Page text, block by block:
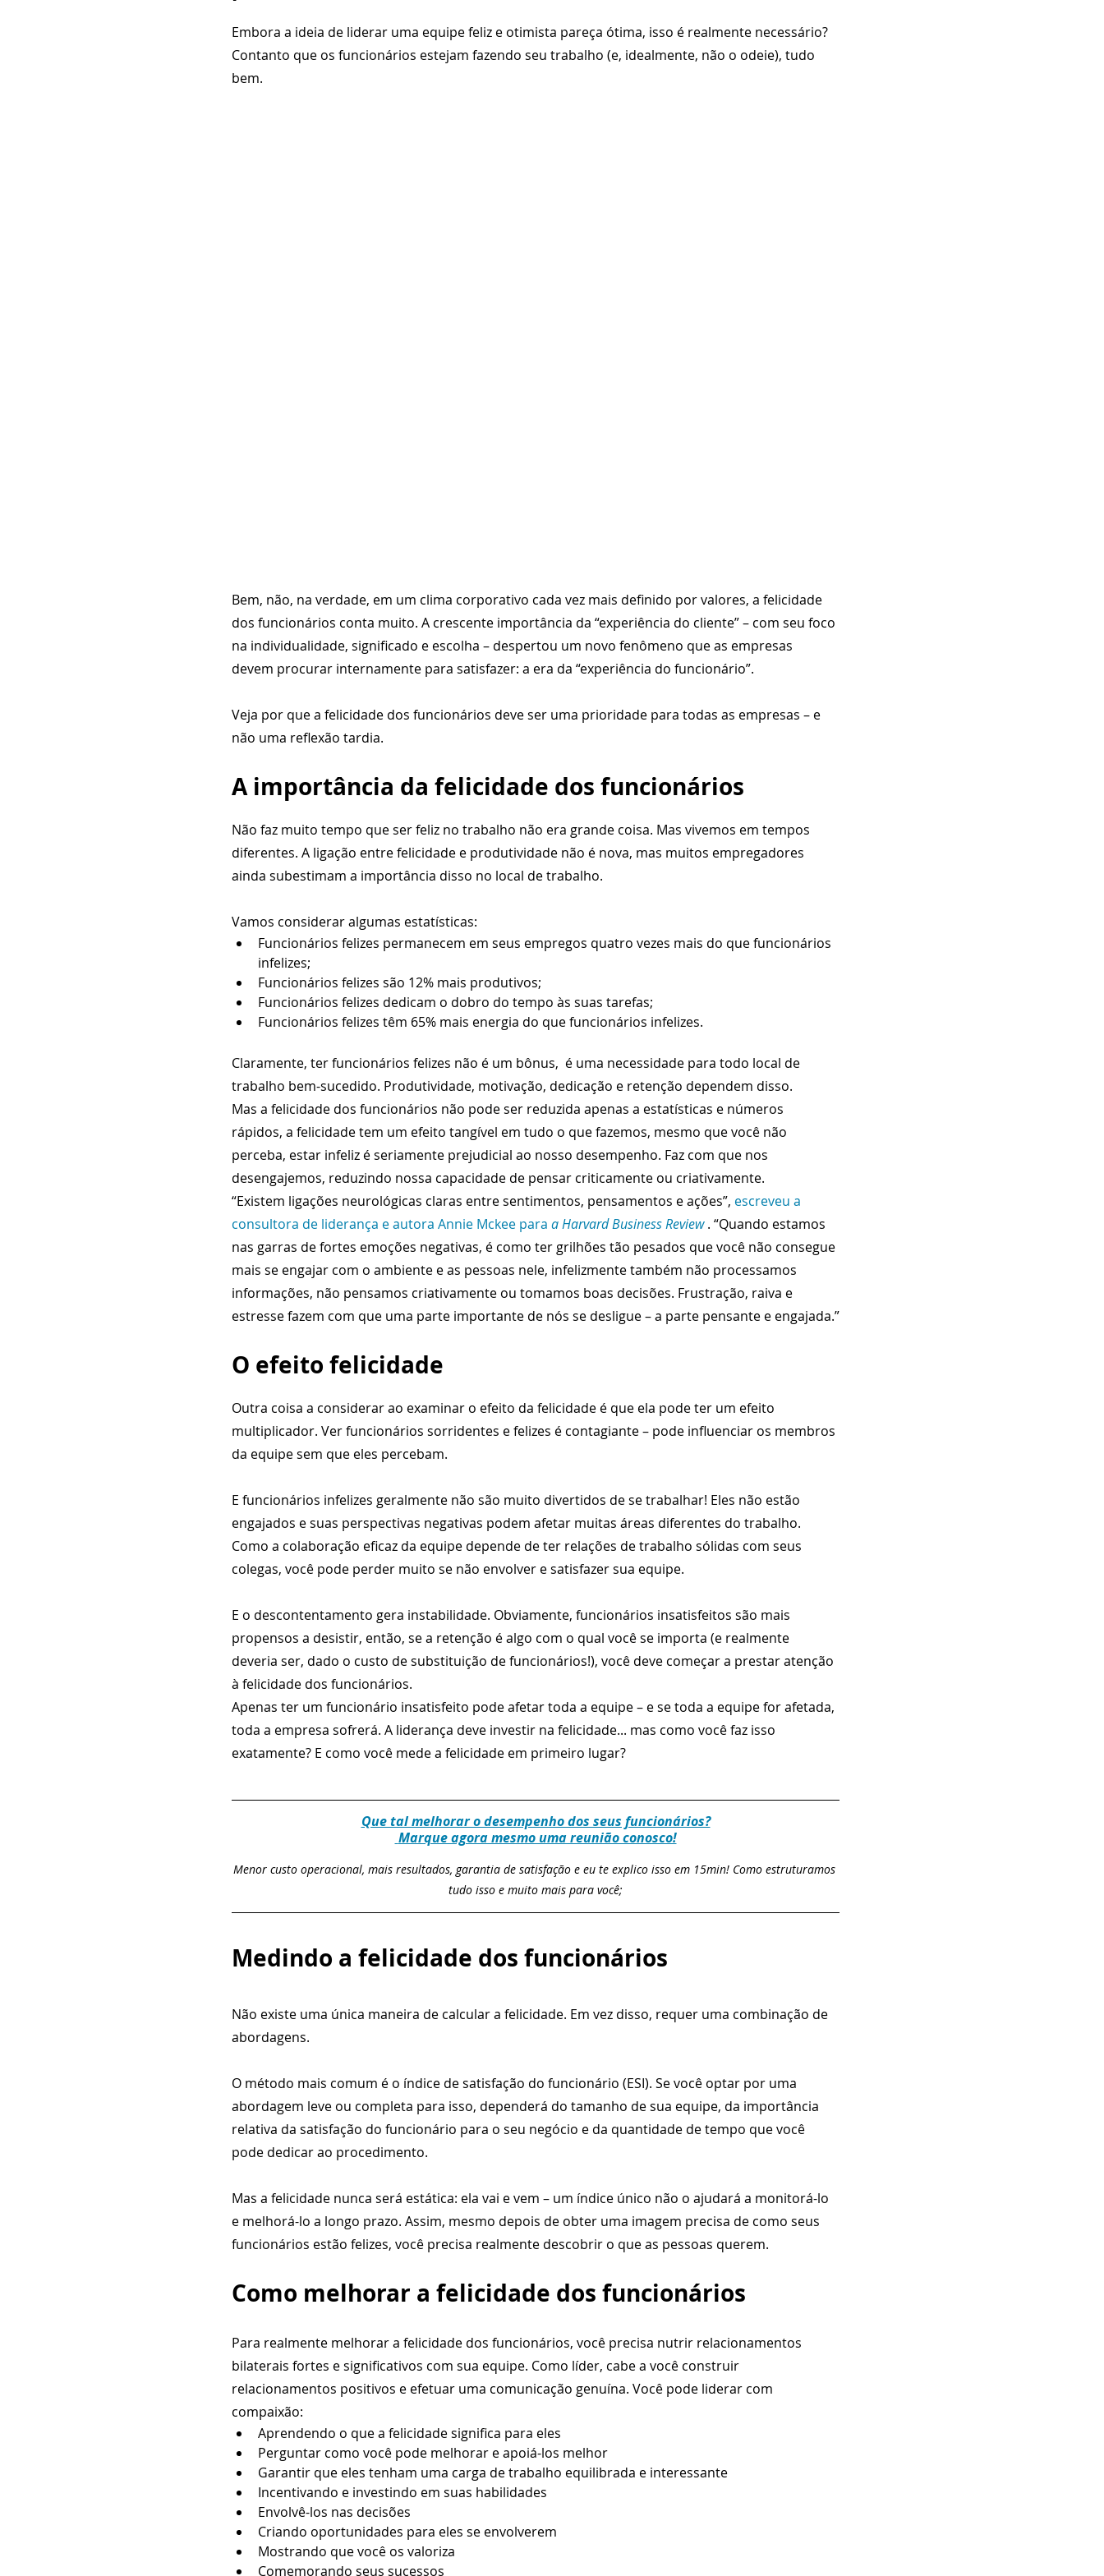
Embora a ideia de liderar uma equipe feliz e otimista pareça ótima, isso é realmente necessário?
Contanto que os funcionários estejam fazendo seu trabalho (e, idealmente, não o odeie), tudo
bem.
Bem, não, na verdade, em um clima corporativo cada vez mais definido por valores, a felicidade
dos funcionários conta muito. A crescente importância da “experiência do cliente” – com seu foco
na individualidade, significado e escolha – despertou um novo fenômeno que as empresas
devem procurar internamente para satisfazer: a era da “experiência do funcionário”.
Veja por que a felicidade dos funcionários deve ser uma prioridade para todas as empresas – e
não uma reflexão tardia.
A importância da felicidade dos funcionários
Não faz muito tempo que ser feliz no trabalho não era grande coisa. Mas vivemos em tempos
diferentes. A ligação entre felicidade e produtividade não é nova, mas muitos empregadores
ainda subestimam a importância disso no local de trabalho.
Vamos considerar algumas estatísticas:
Funcionários felizes permanecem em seus empregos quatro vezes mais do que funcionários
infelizes;
Funcionários felizes são 12% mais produtivos;
Funcionários felizes dedicam o dobro do tempo às suas tarefas;
Funcionários felizes têm 65% mais energia do que funcionários infelizes.
Claramente, ter funcionários felizes não é um bônus,  é uma necessidade para todo local de
trabalho bem-sucedido. Produtividade, motivação, dedicação e retenção dependem disso.
Mas a felicidade dos funcionários não pode ser reduzida apenas a estatísticas e números
rápidos, a felicidade tem um efeito tangível em tudo o que fazemos, mesmo que você não
perceba, estar infeliz é seriamente prejudicial ao nosso desempenho. Faz com que nos
desengajemos, reduzindo nossa capacidade de pensar criticamente ou criativamente.
“Existem ligações neurológicas claras entre sentimentos, pensamentos e ações”, escreveu a
consultora de liderança e autora Annie Mckee para a Harvard Business Review . “Quando estamos
nas garras de fortes emoções negativas, é como ter grilhões tão pesados que você não consegue
mais se engajar com o ambiente e as pessoas nele, infelizmente também não processamos
informações, não pensamos criativamente ou tomamos boas decisões. Frustração, raiva e
estresse fazem com que uma parte importante de nós se desligue – a parte pensante e engajada.”
O efeito felicidade
Outra coisa a considerar ao examinar o efeito da felicidade é que ela pode ter um efeito
multiplicador. Ver funcionários sorridentes e felizes é contagiante – pode influenciar os membros
da equipe sem que eles percebam.
E funcionários infelizes geralmente não são muito divertidos de se trabalhar! Eles não estão
engajados e suas perspectivas negativas podem afetar muitas áreas diferentes do trabalho.
Como a colaboração eficaz da equipe depende de ter relações de trabalho sólidas com seus
colegas, você pode perder muito se não envolver e satisfazer sua equipe.
E o descontentamento gera instabilidade. Obviamente, funcionários insatisfeitos são mais
propensos a desistir, então, se a retenção é algo com o qual você se importa (e realmente
deveria ser, dado o custo de substituição de funcionários!), você deve começar a prestar atenção
à felicidade dos funcionários.
Apenas ter um funcionário insatisfeito pode afetar toda a equipe – e se toda a equipe for afetada,
toda a empresa sofrerá. A liderança deve investir na felicidade... mas como você faz isso
exatamente? E como você mede a felicidade em primeiro lugar?
Que tal melhorar o desempenho dos seus funcionários?
Marque agora mesmo uma reunião conosco!
Menor custo operacional, mais resultados, garantia de satisfação e eu te explico isso em 15min! Como estruturamos
tudo isso e muito mais para você;
Medindo a felicidade dos funcionários
Não existe uma única maneira de calcular a felicidade. Em vez disso, requer uma combinação de
abordagens.
O método mais comum é o índice de satisfação do funcionário (ESI). Se você optar por uma
abordagem leve ou completa para isso, dependerá do tamanho de sua equipe, da importância
relativa da satisfação do funcionário para o seu negócio e da quantidade de tempo que você
pode dedicar ao procedimento.
Mas a felicidade nunca será estática: ela vai e vem – um índice único não o ajudará a monitorá-lo
e melhorá-lo a longo prazo. Assim, mesmo depois de obter uma imagem precisa de como seus
funcionários estão felizes, você precisa realmente descobrir o que as pessoas querem.
Como melhorar a felicidade dos funcionários
Para realmente melhorar a felicidade dos funcionários, você precisa nutrir relacionamentos
bilaterais fortes e significativos com sua equipe. Como líder, cabe a você construir
relacionamentos positivos e efetuar uma comunicação genuína. Você pode liderar com
compaixão:
Aprendendo o que a felicidade significa para eles
Perguntar como você pode melhorar e apoiá-los melhor
Garantir que eles tenham uma carga de trabalho equilibrada e interessante
Incentivando e investindo em suas habilidades
Envolvê-los nas decisões
Criando oportunidades para eles se envolverem
Mostrando que você os valoriza
Comemorando seus sucessos